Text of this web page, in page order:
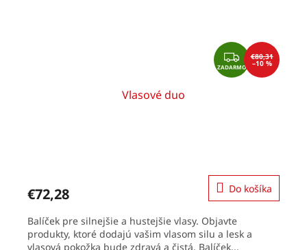
A
D
A
R
ZADARMO
€80,31
–10 %
Vlasové duo
€72,28 Do košíka
Balíček pre silnejšie a hustejšie vlasy. Objavte
produkty, ktoré dodajú vašim vlasom silu a lesk a
vlasová pokožka bude zdravá a čistá. Balíček...